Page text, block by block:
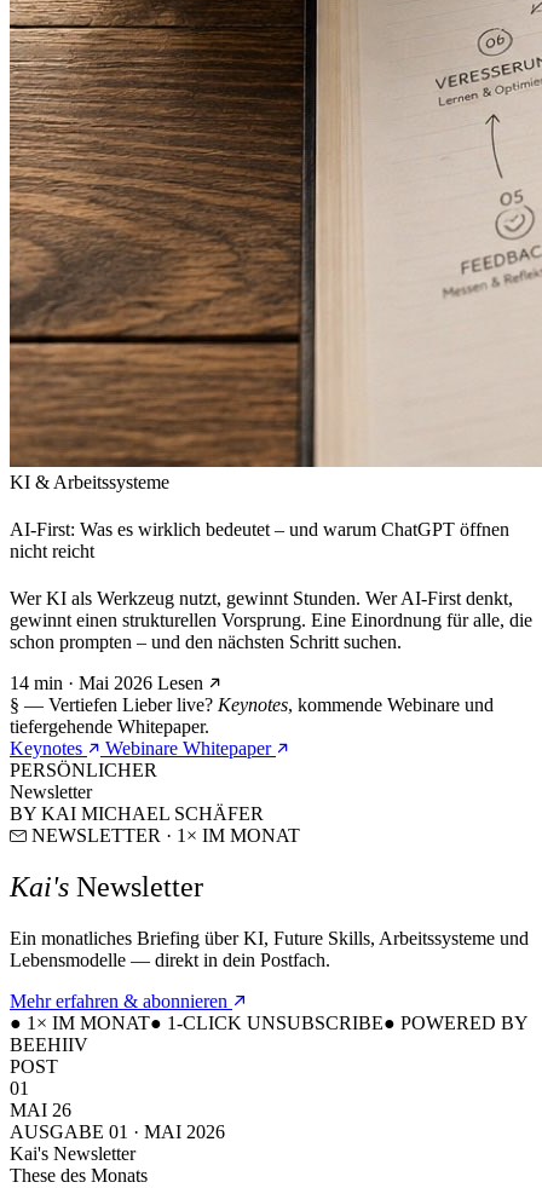
KI & Arbeitssysteme
AI-First: Was es wirklich bedeutet – und warum ChatGPT öffnen
nicht reicht
Wer KI als Werkzeug nutzt, gewinnt Stunden. Wer AI-First denkt,
gewinnt einen strukturellen Vorsprung. Eine Einordnung für alle, die
schon prompten – und den nächsten Schritt suchen.
14 min · Mai 2026 Lesen
§ — Vertiefen Lieber live? Keynotes, kommende Webinare und
tiefergehende Whitepaper.
Keynotes
Webinare Whitepaper
PERSÖNLICHER
Newsletter
BY KAI MICHAEL SCHÄFER
NEWSLETTER · 1× IM MONAT
Kai's Newsletter
Ein monatliches Briefing über KI, Future Skills, Arbeitssysteme und
Lebensmodelle — direkt in dein Postfach.
Mehr erfahren & abonnieren
● 1× IM MONAT● 1-CLICK UNSUBSCRIBE● POWERED BY
BEEHIIV
POST
01
MAI 26
AUSGABE 01 · MAI 2026
Kai's Newsletter
These des Monats